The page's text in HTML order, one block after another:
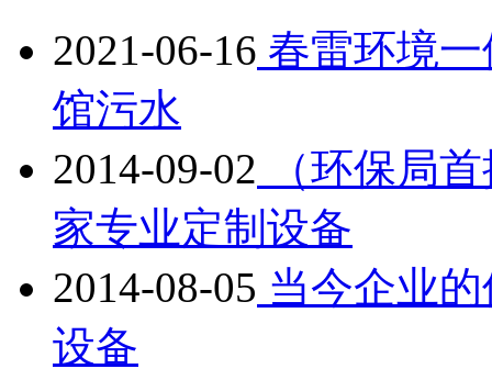
2021-06-16 春雷环境
馆污水
2014-09-02 （环保局
家专业定制设备
2014-08-05 当今企业
设备